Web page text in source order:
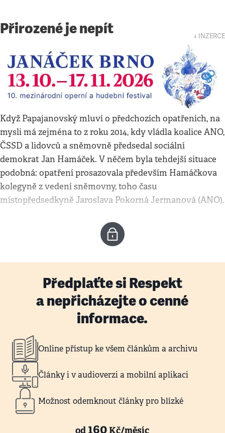
Přirozené je nepít ↓ INZERCE
Když Papajanovský mluví o předchozích opatřeních, na
mysli má zejména to z roku 2014, kdy vládla koalice ANO,
ČSSD a lidovců a sněmovně předsedal sociální
demokrat Jan Hamáček. V něčem byla tehdejší situace
podobná: opatření prosazovala především Hamáčkova
kolegyně z vedení sněmovny, toho času
místopředsedkyně Jaroslava Pokorná Jermanová (ANO).
Předplaťte si Respekt
a nepřicházejte o cenné
informace.
Online přístup ke všem článkům a archivu
Články i v audioverzi a mobilní aplikaci
Možnost odemknout články pro blízké
od160Kč/měsíc